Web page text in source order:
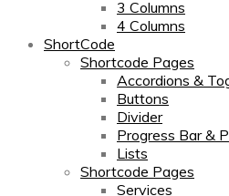
3 Columns
4 Columns
ShortCode
Shortcode Pages
Accordions &
Buttons
Divider
Progress Bar &
Lists
Shortcode Pages
Services